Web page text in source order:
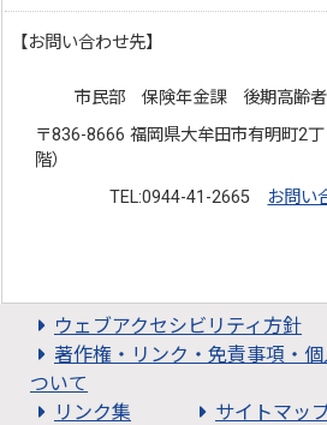
【お問い合わせ先】
市民部 保険年金課 後期高齢者
〒836-8666 福岡県大牟田市有明町2
階）
TEL:0944-41-2665
お問い
ウェブアクセシビリティ方針
著作権・リンク・免責事項・
ついて
リンク集
サイトマッ